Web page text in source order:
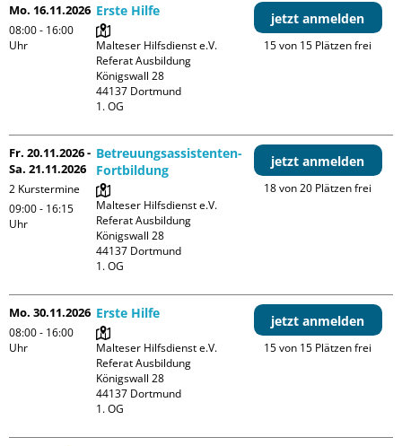
Mo. 16.11.2026
08:00 - 16:00
Uhr
Erste Hilfe
Malteser Hilfsdienst e.V.
Referat Ausbildung
Königswall 28
44137 Dortmund
1. OG
jetzt anmelden
15 von 15 Plätzen frei
Fr. 20.11.2026 -
Sa. 21.11.2026
2 Kurstermine
09:00 - 16:15
Uhr
Betreuungsassistenten-
Fortbildung
Malteser Hilfsdienst e.V.
Referat Ausbildung
Königswall 28
44137 Dortmund
1. OG
jetzt anmelden
18 von 20 Plätzen frei
Mo. 30.11.2026
08:00 - 16:00
Uhr
Erste Hilfe
Malteser Hilfsdienst e.V.
Referat Ausbildung
Königswall 28
44137 Dortmund
1. OG
jetzt anmelden
15 von 15 Plätzen frei